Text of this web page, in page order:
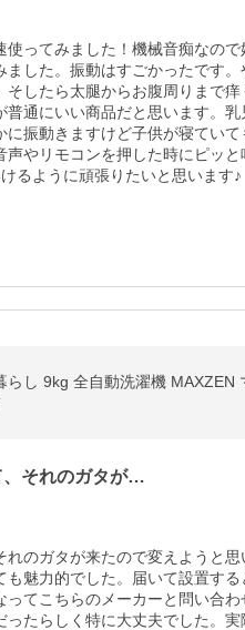
使ってみました！機械音痴なの
した。振動はすごかったです
そしたら太腿からお腹周りまで
通にいい商品だと思います。
振動きますけど子供が寝てい
やリモコンを押した時にピッと
るように頑張りたいと思います♪
らし 9kg 全自動洗濯機
、それのガタが…
れのガタが来たので変えようと
も魅力的でした。届いて設置す
てこちらのメーカーと問い合
たらしく特に大丈夫でした。